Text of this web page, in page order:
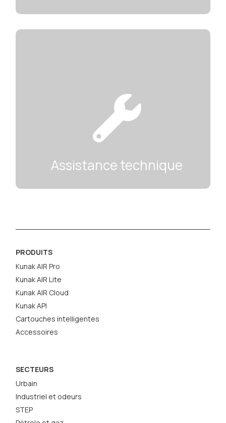

Assistance technique
PRODUITS
Kunak AIR Pro
Kunak AIR Lite
Kunak AIR Cloud
Kunak API
Cartouches intelligentes
Accessoires
SECTEURS
Urbain
Industriel et odeurs
STEP